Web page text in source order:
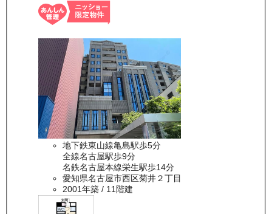
地下鉄東山線亀島駅歩5分
全線名古屋駅歩9分
名鉄名古屋本線栄生駅歩14分
愛知県名古屋市西区菊井２丁目
2001年築/ 11階建